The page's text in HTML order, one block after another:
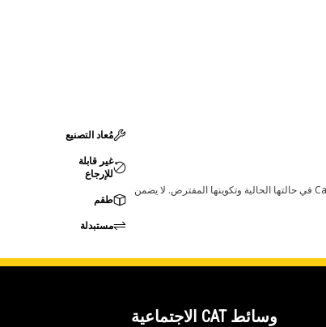
قد تؤدي أي تغييرات في ضبط الشركة المصنعة إلى عدم ملاءمة المنتج لمعدات Cat لديك. يرجى استشارة وكيل Cat لديك قبل الشراء للتأكد من أن هذه القطعة مناسبة لمعدات Cat في حالتها الحالية وتكوينها المفترض. لا يضمن
مُعاد التصنيع
غير قابلة
للإرجاع
طقم
مستبدلة
وسائط CAT الاجتماعية